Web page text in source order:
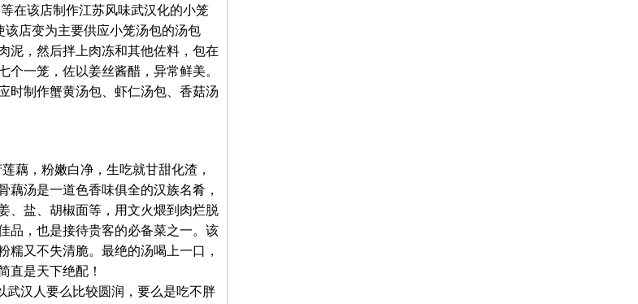
在该店制作江苏风味武汉化的小笼
该店变为主要供应小笼汤包的汤包
泥，然后拌上肉冻和其他佐料，包在
一笼，佐以姜丝酱醋，异常鲜美。
时制作蟹黄汤包、虾仁汤包、香菇汤
藕，粉嫩白净，生吃就甘甜化渣，
藕汤是一道色香味俱全的汉族名肴，
、盐、胡椒面等，用文火煨到肉烂脱
品，也是接待贵客的必备菜之一。该
糯又不失清脆。最绝的汤喝上一口，
直是天下绝配！
汉人要么比较圆润，要么是吃不胖